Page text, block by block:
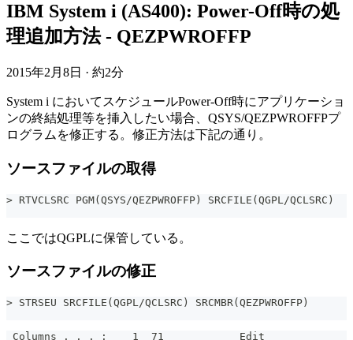
IBM System i (AS400): Power-Off時の処
理追加方法 - QEZPWROFFP
2015年2月8日 · 約2分
System i においてスケジュールPower-Off時にアプリケーショ
ンの終結処理等を挿入したい場合、QSYS/QEZPWROFFPプ
ログラムを修正する。修正方法は下記の通り。
ソースファイルの取得
> RTVCLSRC PGM(QSYS/QEZPWROFFP) SRCFILE(QGPL/QCLSRC)
ここではQGPLに保管している。
ソースファイルの修正
> STRSEU SRCFILE(QGPL/QCLSRC) SRCMBR(QEZPWROFFP)
Columns . . . :    1  71            Edit